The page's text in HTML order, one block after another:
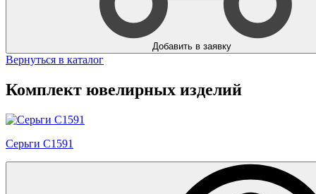
Добавить в заявку
Вернуться в каталог
Комплект ювелирных изделий
Серьги С1591